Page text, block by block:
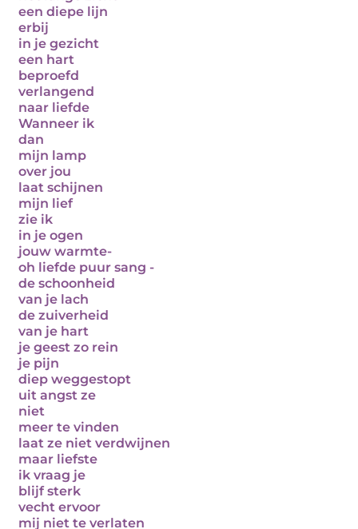
een diepe lijn
erbij
in je gezicht
een hart
beproefd
verlangend
naar liefde
Wanneer ik
dan
mijn lamp
over jou
laat schijnen
mijn lief
zie ik
in je ogen
jouw warmte-
oh liefde puur sang -
de schoonheid
van je lach
de zuiverheid
van je hart
je geest zo rein
je pijn
diep weggestopt
uit angst ze
niet
meer te vinden
laat ze niet verdwijnen
maar liefste
ik vraag je
blijf sterk
vecht ervoor
mij niet te verlaten